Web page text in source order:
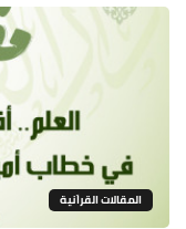
المقالات القراَنية